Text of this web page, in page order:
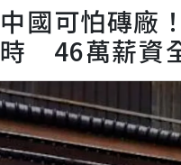
中國可怕磚廠
時 46萬薪資